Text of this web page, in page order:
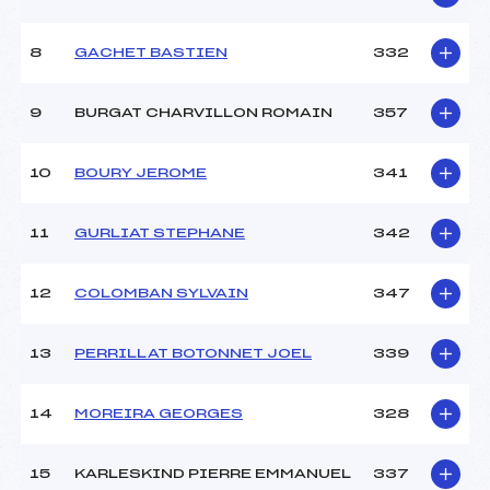
8 GACHET BASTIEN 332
9 BURGAT CHARVILLON ROMAIN 357
10 BOURY JEROME 341
11 GURLIAT STEPHANE 342
12 COLOMBAN SYLVAIN 347
13 PERRILLAT BOTONNET JOEL 339
14 MOREIRA GEORGES 328
15 KARLESKIND PIERRE EMMANUEL 337